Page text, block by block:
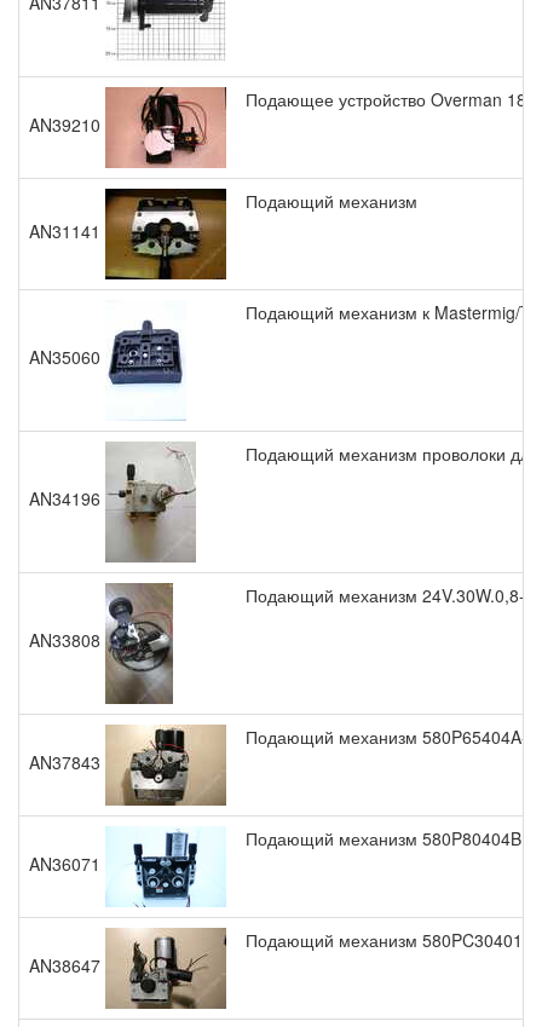
AN39210
Подающее устройство Overman
AN31141
Подающий механизм
AN35060
Подающий механизм к Mastermig/
AN34196
Подающий механизм проволоки
AN33808
Подающий механизм 24V.30W.0,8-
AN37843
Подающий механизм 580P65404A-
AN36071
Подающий механизм 580P80404B
AN38647
Подающий механизм 580PC30401-